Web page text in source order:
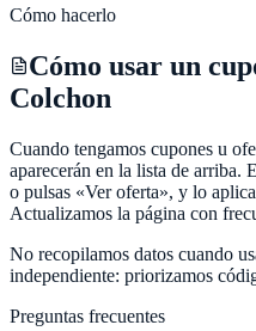
Cómo hacerlo
Cómo usar un
Colchon
Cuando tengamos cupones u
aparecerán en la lista de arriba.
o pulsas «Ver oferta», y lo
Actualizamos la página con
No recopilamos datos cuando
independiente: priorizamos
Preguntas frecuentes